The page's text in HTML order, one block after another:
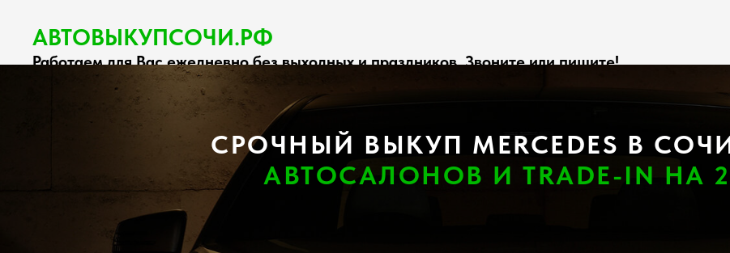
АВТОВЫКУПСОЧИ.РФ
Работаем для Вас ежедневно без выходных и праздников. Звоните или пишите!
СРОЧНЫЙ ВЫКУП MERCEDES В
АВТОСАЛОНОВ И TRADE-IN НА